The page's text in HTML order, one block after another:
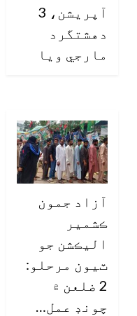
آپريشن، 3
دهشتگرد
مارجي ويا
آزاد جمون
ڪشمير
اليڪشن جو
ٽيون مرحلو:
2 ضلعن ۾
چونڊ عمل…